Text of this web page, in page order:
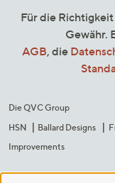
Für die
Gewähr.
AGB, die
Die QVC Group
HSN
Ballard Designs
Improvements